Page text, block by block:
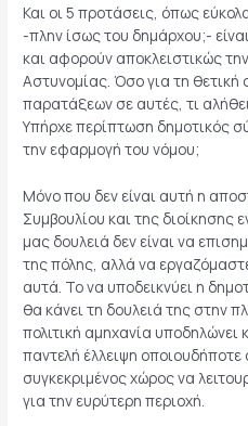
Και οι 5 προτάσεις, όπως
-πλην ίσως του δημάρχου;-
και αφορούν αποκλειστικώς
Αστυνομίας. Όσο για τη
παρατάξεων σε αυτές, τι
Υπήρχε περίπτωση δημοτικός
την εφαρμογή του νόμου;
Μόνο που δεν είναι αυτή η
Συμβουλίου και της διοίκησης
μας δουλειά δεν είναι να
της πόλης, αλλά να
αυτά. Το να υποδεικνύει η
θα κάνει τη δουλειά της στην
πολιτική αμηχανία υποδηλώνει
παντελή έλλειψη
συγκεκριμένος χώρος να
για την ευρύτερη περιοχή.